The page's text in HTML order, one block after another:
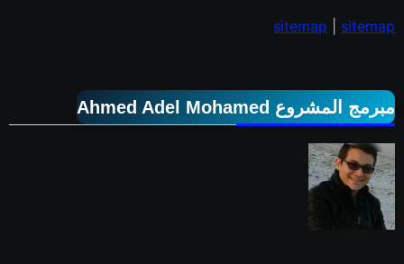
sitemap sitemap
مبرمج المشروع Ahmed Adel Mohamed